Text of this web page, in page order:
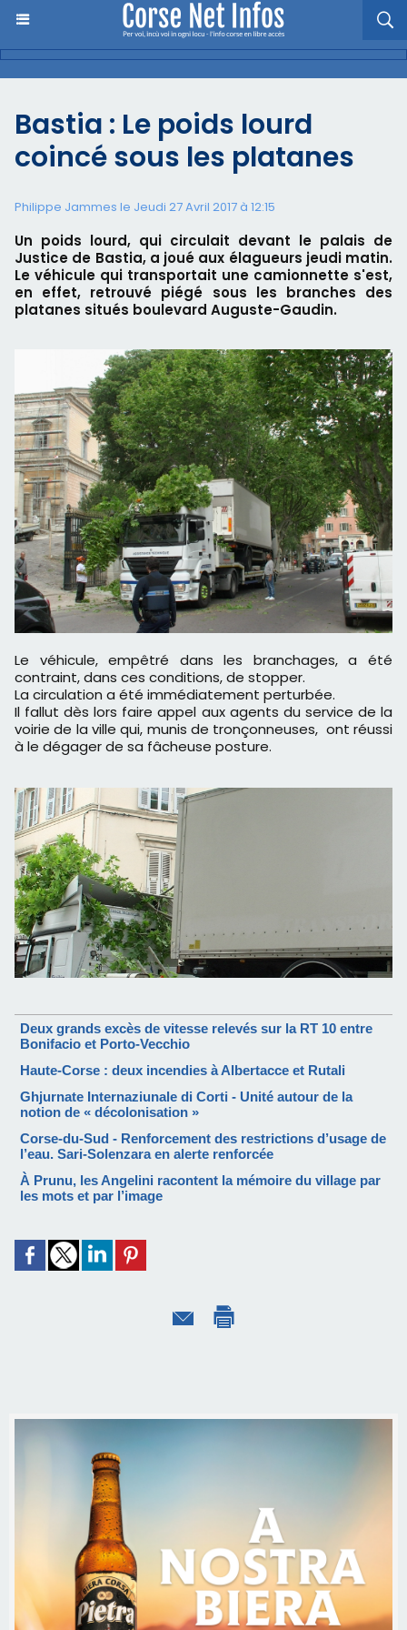
Bastia : Le poids lourd
coincé sous les platanes
Philippe Jammes le Jeudi 27 Avril 2017 à 12:15
Un poids lourd, qui circulait devant le palais de
Justice de Bastia, a joué aux élagueurs jeudi matin.
Le véhicule qui transportait une camionnette s'est,
en effet, retrouvé piégé sous les branches des
platanes situés boulevard Auguste-Gaudin.
Le véhicule, empêtré dans les branchages, a été
contraint, dans ces conditions, de stopper.
La circulation a été immédiatement perturbée.
Il fallut dès lors faire appel aux agents du service de la
voirie de la ville qui, munis de tronçonneuses, ont réussi
à le dégager de sa fâcheuse posture.
Deux grands excès de vitesse relevés sur la RT 10 entre
Bonifacio et Porto-Vecchio
Haute-Corse : deux incendies à Albertacce et Rutali
Ghjurnate Internaziunale di Corti - Unité autour de la
notion de « décolonisation »
Corse-du-Sud - Renforcement des restrictions d’usage de
l’eau. Sari-Solenzara en alerte renforcée
À Prunu, les Angelini racontent la mémoire du village par
les mots et par l’image